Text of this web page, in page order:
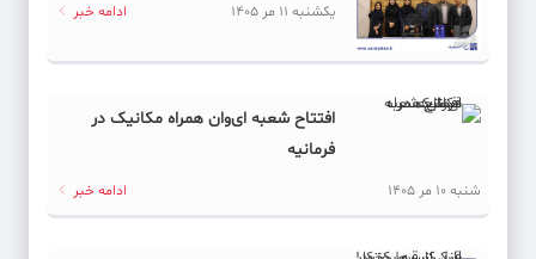
یکشنبه 11 مر 1405 ادامه خبر
افتتاح شعبه ای‌وان همراه مکانیک در
فرمانیه
شنبه 10 مر 1405 ادامه خبر